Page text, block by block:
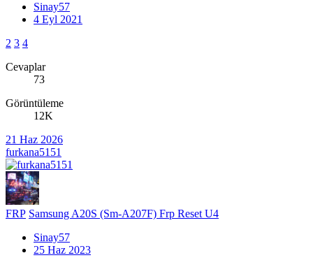
Sinay57
4 Eyl 2021
2 3 4
Cevaplar
73
Görüntüleme
12K
21 Haz 2026
furkana5151
FRP Samsung A20S (Sm-A207F) Frp Reset U4
Sinay57
25 Haz 2023